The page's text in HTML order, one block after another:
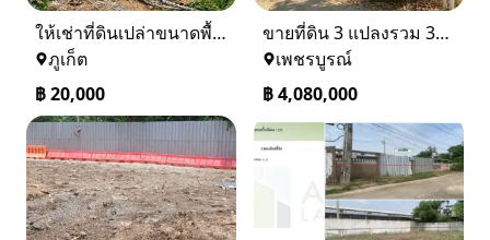
ให้เช่าที่ดินเปล่าขนาดพื้นที่ 1 ไร่ 2 งาน 80 ตารางวา อำเภอถลาง
ภูเก็ต
฿20,000
ขายที่ดิน 3 แปลงรวม 340 ตรว ราคา ตรว. ล่ะ 12000 บาท เมืองเพชรบูรณ์
เพชรบูรณ์
฿4,080,000